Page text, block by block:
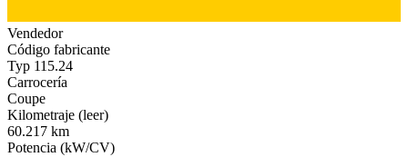
Vendedor
Código fabricante
Typ 115.24
Carrocería
Coupe
Kilometraje (leer)
60.217 km
Potencia (kW/CV)